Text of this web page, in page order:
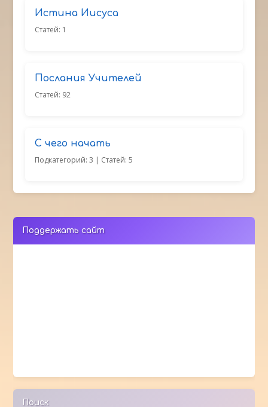
Истина Иисуса
Статей: 1
Послания Учителей
Статей: 92
С чего начать
Подкатегорий: 3 | Статей: 5
Поддержать сайт
Поиск